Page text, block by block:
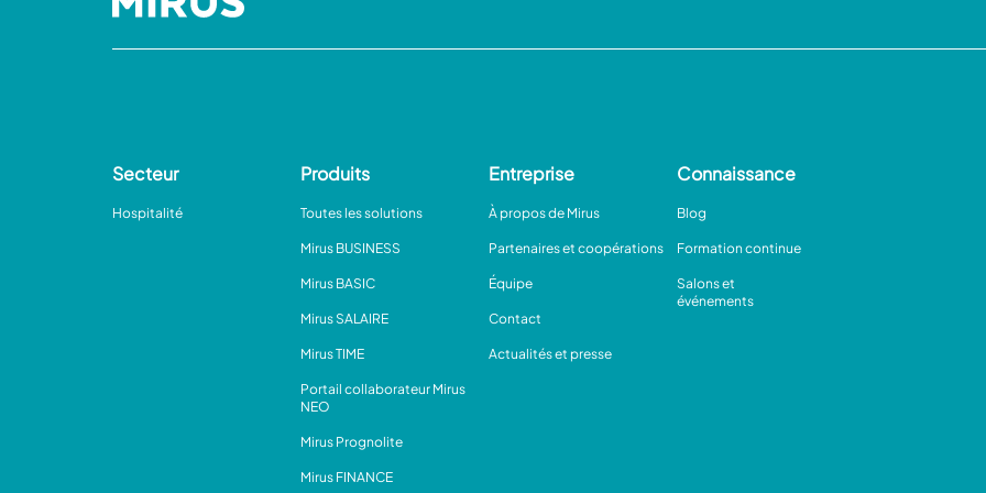
Secteur
Hospitalité
Produits
Toutes les solutions
Mirus BUSINESS
Mirus BASIC
Mirus SALAIRE
Mirus TIME
Portail collaborateur Mirus
NEO
Mirus Prognolite
Mirus FINANCE
Entreprise
À propos de Mirus
Partenaires et coopérations
Équipe
Contact
Actualités et presse
Connaissance
Blog
Formation continue
Salons et
événements